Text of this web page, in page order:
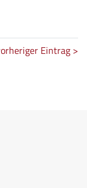
Eintrag >